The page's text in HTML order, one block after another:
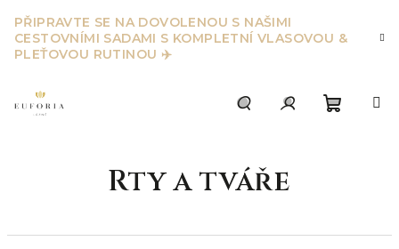
na
obsah
PŘIPRAVTE SE NA DOVOLENOU S NAŠIMI
CESTOVNÍMI SADAMI S KOMPLETNÍ VLASOVOU &
PLEŤOVOU RUTINOU ✈️
Rty a tváře